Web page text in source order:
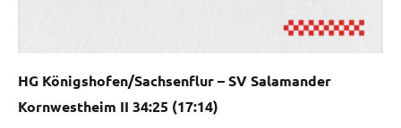
HG Königshofen/Sachsenflur – SV Salamander
Kornwestheim II 34:25 (17:14)